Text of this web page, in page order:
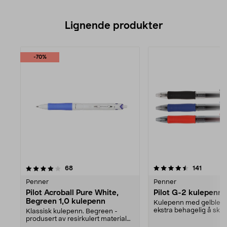
Lignende produkter
-70%
68anmeldelser
Penner
Pilot Acroball Pure White,
Begreen 1,0 kulepenn
Klassisk kulepenn. Begreen -
produsert av resirkulert materiale.
4.5av 5 stjerner 141
Penner
Pilot G-2 kulepenn
Kulepenn med
ekstra behagelig å